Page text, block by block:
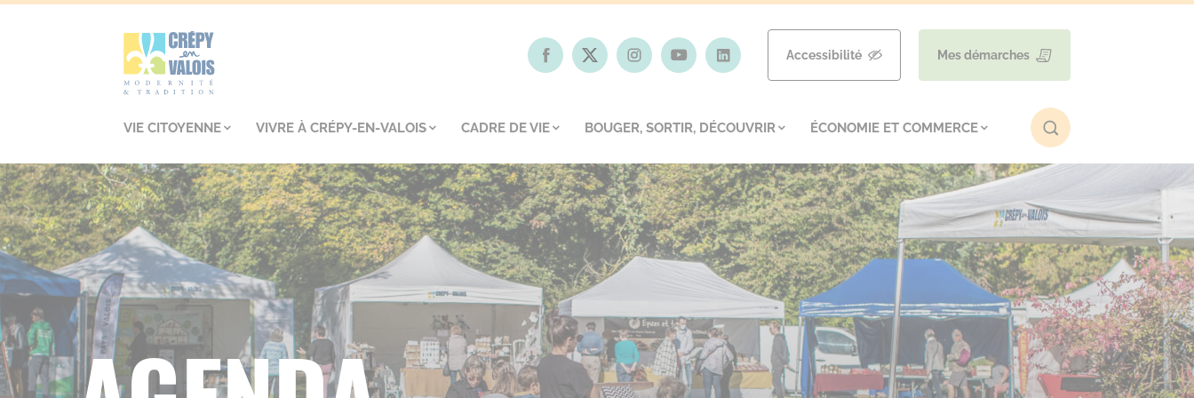
Accessibilité Mes démarches
VIE CITOYENNE VIVRE À CRÉPY-EN-VALOIS CADRE DE VIE BOUGER, SORTIR, DÉCOUVRIR ÉCONOMIE ET COMMERCE